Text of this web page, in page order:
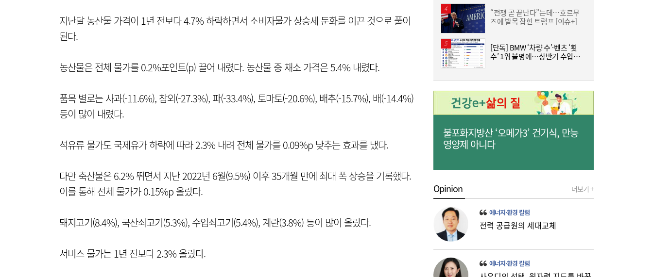
지난달 농산물 가격이 1년 전보다 4.7% 하락하면서 소비자물가 상승세 둔화를 이끈 것으로 풀이
된다.
농산물은 전체 물가를 0.2%포인트(p) 끌어 내렸다. 농산물 중 채소 가격은 5.4% 내렸다.
품목 별로는 사과(-11.6%), 참외(-27.3%), 파(-33.4%), 토마토(-20.6%), 배추(-15.7%), 배(-14.4%)
등이 많이 내렸다.
석유류 물가도 국제유가 하락에 따라 2.3% 내려 전체 물가를 0.09%p 낮추는 효과를 냈다.
다만 축산물은 6.2% 뛰면서 지난 2022년 6월(9.5%) 이후 35개월 만에 최대 폭 상승을 기록했다.
이를 통해 전체 물가가 0.15%p 올랐다.
돼지고기(8.4%), 국산쇠고기(5.3%), 수입쇠고기(5.4%), 계란(3.8%) 등이 많이 올랐다.
서비스 물가는 1년 전보다 2.3% 올랐다.
후위기·물 해법 제시한 18개국 청소년들
06:00
美 하원, 한국 정통망법 개정에 공식 항의…
방미통위 “차별 아니다” 반박
“전쟁 곧 끝난다”는데…호르무
즈에 발목 잡힌 트럼프 [이슈+]
[단독] BMW ‘차량 수’·벤츠 ‘횟
수’ 1위 불명예…상반기 수입차
불포화지방산 ‘오메가3’ 건기식, 만능
영양제 아니다
Opinion 더보기 +
에너지·환경 칼럼
전력 공급원의 세대교체
에너지·환경 칼럼